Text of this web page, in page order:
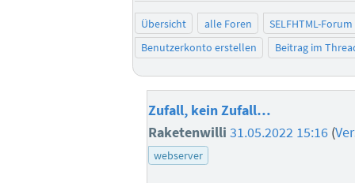
Übersicht alle Foren
SELFHTML-Forum
Benutzerkonto erstellen
Beitrag im
Zufall, kein Zufall…
Raketenwilli31.05.2022 15:16 (
webserver